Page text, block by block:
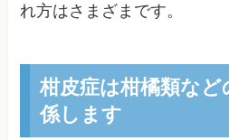
れ方はさまざまです。
柑皮症は柑橘類な
係します